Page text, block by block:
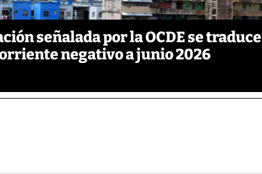
señalada por la OCDE se traduce
negativo a junio 2026